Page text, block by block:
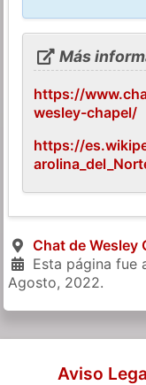
Más
https://
wesley-chapel/
https://
Chat de Wesley
Esta página fue
Agosto, 2022.
Aviso